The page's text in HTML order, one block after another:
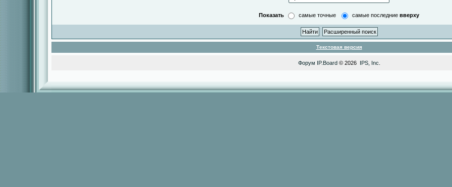
Показать самые точные самые последние вверху
Текстовая версия
Форум IP.Board© 2026 IPS, Inc